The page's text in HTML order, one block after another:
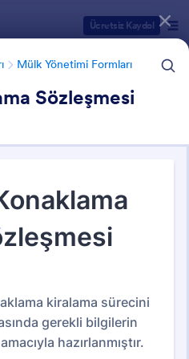
Ücretsiz Kaydol
Mülk Yönetimi Formları
Sözleşmesi